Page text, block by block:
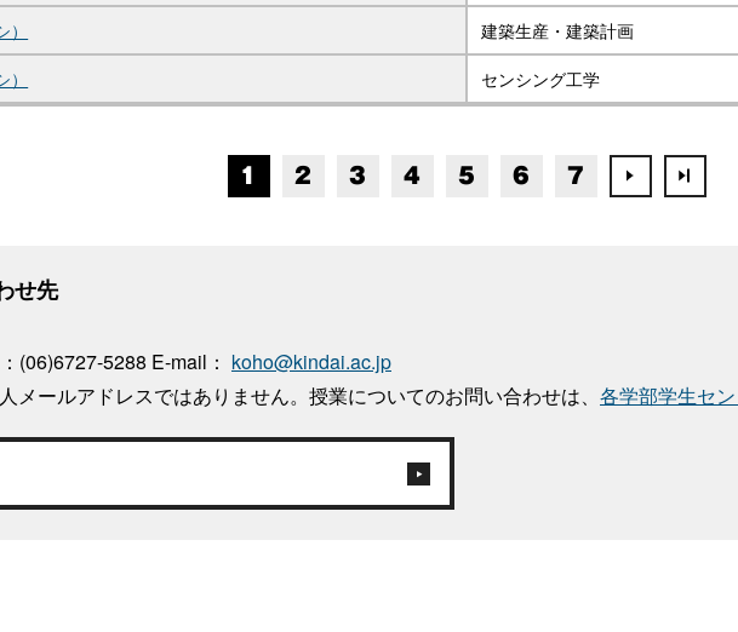
建築生産・建築計画
センシング工学
1 2 3 4 5 6 7
せ先
(06)6727-5288 E-mail： koho@kindai.ac.jp
メールアドレスではありません。授業についてのお問い合わせは、 各学部学生セ